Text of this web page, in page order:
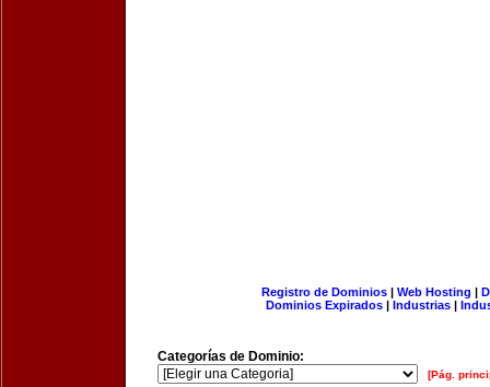
Registro de Dominios| Web Hosting |
Dominios Expirados | Industrias |
Categorías de Dominio:
[Pág.